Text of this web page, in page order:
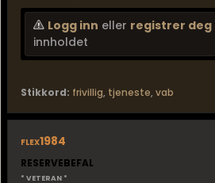
Logg inn eller registrer deg
innholdet
Stikkord: frivillig, tjeneste, vab
flex1984
RESERVEBEFAL
* VETERAN *